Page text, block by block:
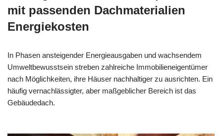
mit passenden Dachmaterialien
Energiekosten
In Phasen ansteigender Energieausgaben und wachsendem
Umweltbewusstsein streben zahlreiche Immobilieneigentümer
nach Möglichkeiten, ihre Häuser nachhaltiger zu ausrichten. Ein
häufig vernachlässigter, aber maßgeblicher Bereich ist das
Gebäudedach.